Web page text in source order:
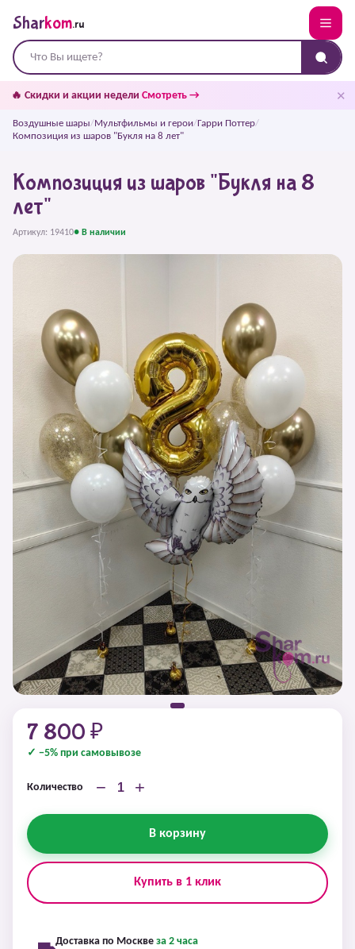
Sharkom.ru
🔥 Скидки и акции недели Смотреть → ✕
Воздушные шары/Мультфильмы и герои/Гарри Поттер/
Композиция из шаров "Букля на 8 лет"
Композиция из шаров "Букля на 8
лет"
Артикул: 19410● В наличии
7 800 ₽
✓ −5% при самовывозе
Количество − +
В корзину
Купить в 1 клик
Доставка по Москве за 2 часа